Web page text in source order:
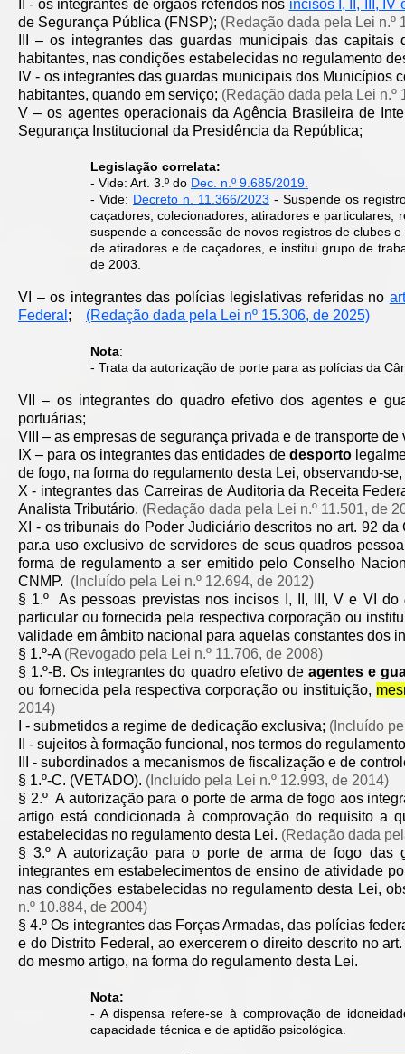
II - os integrantes de órgãos referidos nos incisos I, II, III, IV
de Segurança Pública (FNSP); (Redação dada pela Lei n.º
III – os integrantes das guardas municipais das
habitantes, nas condições estabelecidas no regulamento
IV - os integrantes das guardas municipais dos Municípios
habitantes, quando em serviço; (Redação dada pela Lei
V – os agentes operacionais da Agência Brasileira de
Segurança Institucional da Presidência da República;
​Legislação correlata:
- Vide: Art. 3.º do Dec. n.º 9.685/2019.
- Vide: Decreto n. 11.366/2023 - Suspende os
caçadores, colecionadores, atiradores e particulares,
suspende a concessão de novos registros de clubes
de atiradores e de caçadores, e institui grupo de
de 2003.
VI – os integrantes das polícias legislativas referidas no
Federal ; (Redação dada pela Lei nº 15.306, de 2025)
Nota:
- Trata da autorização de porte para as polícias da
VII – os integrantes do quadro efetivo dos agentes e
portuárias;
VIII – as empresas de segurança privada e de transporte
IX – para os integrantes das entidades de desporto
de fogo, na forma do regulamento desta Lei, observando-
X - integrantes das Carreiras de Auditoria da Receita
Analista Tributário. (Redação dada pela Lei n.º 11.501, de
XI - os tribunais do Poder Judiciário descritos no art. 92
par.a uso exclusivo de servidores de seus quadros
forma de regulamento a ser emitido pelo Conselho
CNMP. (Incluído pela Lei n.º 12.694, de 2012)
§ 1.º As pessoas previstas nos incisos I, II, III, V e VI do
particular ou fornecida pela respectiva corporação ou
validade em âmbito nacional para aquelas constantes dos
§ 1.º-A (Revogado pela Lei n.º 11.706, de 2008)
§ 1.º-B. Os integrantes do quadro efetivo de agentes e
ou fornecida pela respectiva corporação ou instituição,
2014)
I - submetidos a regime de dedicação exclusiva; (Incluído
II - sujeitos à formação funcional, nos termos do
III - subordinados a mecanismos de fiscalização e de
§ 1.º-C. (VETADO). (Incluído pela Lei n.º 12.993, de 2014)
§ 2.º A autorização para o porte de arma de fogo aos
artigo está condicionada à comprovação do requisito a
estabelecidas no regulamento desta Lei. (Redação dada
§ 3.º A autorização para o porte de arma de fogo das
integrantes em estabelecimentos de ensino de atividade
nas condições estabelecidas no regulamento desta Lei,
n.º 10.884, de 2004)
§ 4.º Os integrantes das Forças Armadas, das polícias
e do Distrito Federal, ao exercerem o direito descrito no
do mesmo artigo, na forma do regulamento desta Lei.
Nota:
- A dispensa refere-se à comprovação de
capacidade técnica e de aptidão psicológica.